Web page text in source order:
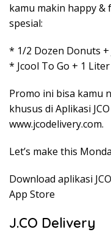
kamu makin happy
spesial:
* 1/2 Dozen Donuts +
* Jcool To Go + 1
Promo ini bisa kamu
khusus di Aplikasi
www.jcodelivery.com.
Let’s make this
Download aplikasi
App Store
J.CO Delivery